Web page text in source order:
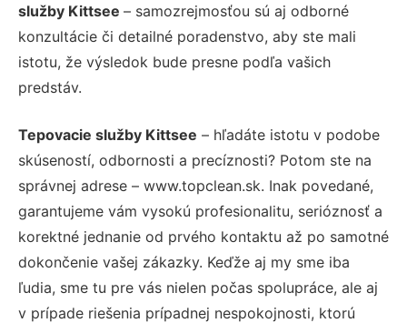
služby Kittsee – samozrejmosťou sú aj odborné
konzultácie či detailné poradenstvo, aby ste mali
istotu, že výsledok bude presne podľa vašich
predstáv.
Tepovacie služby Kittsee – hľadáte istotu v podobe
skúseností, odbornosti a precíznosti? Potom ste na
správnej adrese – www.topclean.sk. Inak povedané,
garantujeme vám vysokú profesionalitu, serióznosť a
korektné jednanie od prvého kontaktu až po samotné
dokončenie vašej zákazky. Keďže aj my sme iba
ľudia, sme tu pre vás nielen počas spolupráce, ale aj
v prípade riešenia prípadnej nespokojnosti, ktorú